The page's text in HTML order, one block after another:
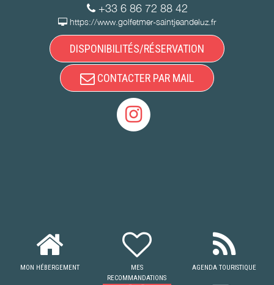
+33 6 86 72 88 42
https://www.golfetmer-saintjeandeluz.fr
DISPONIBILITÉS/RÉSERVATION
CONTACTER PAR MAIL
MON HÉBERGEMENT
MES
RECOMMANDATIONS
AGENDA TOURISTIQUE